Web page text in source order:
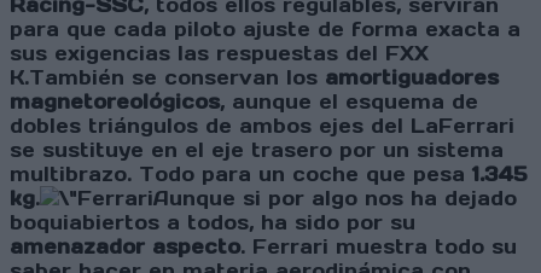
Racing-SSC, todos ellos regulables, servirán
para que cada piloto ajuste de forma exacta a
sus exigencias las respuestas del FXX
K.También se conservan los amortiguadores
magnetoreológicos, aunque el esquema de
dobles triángulos de ambos ejes del LaFerrari
se sustituye en el eje trasero por un sistema
multibrazo. Todo para un coche que pesa 1.345
kg.
Aunque si por algo nos ha dejado
boquiabiertos a todos, ha sido por su
amenazador aspecto. Ferrari muestra todo su